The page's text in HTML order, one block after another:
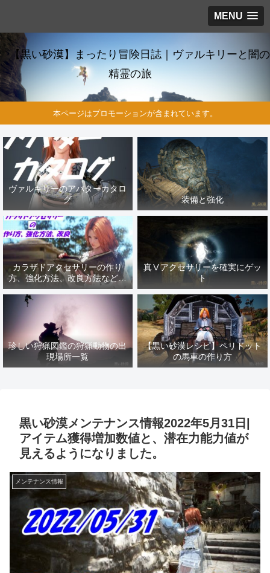
MENU
【黒い砂漠】まったり冒険日誌｜ヴァルキリーと闇の
精霊の旅
本ページはプロモーションが含まれています。
ヴァルキリーのアバターカタロ
グ
装備と強化
カラザドアクセサリーの作り
方、強化方法、改良方法などま
とめ【黒い砂漠冒険日誌１４１
真Ⅴアクセサリーを確実にゲッ
ト
珍しい狩猟図鑑の狩猟動物の出
現場所一覧
【黒い砂漠レシピ】ペリドット
の馬車の作り方
黒い砂漠メンテナンス情報2022年5月31日|
アイテム獲得増加数値と、潜在力能力値が
見えるようになりました。
メンテナンス情報